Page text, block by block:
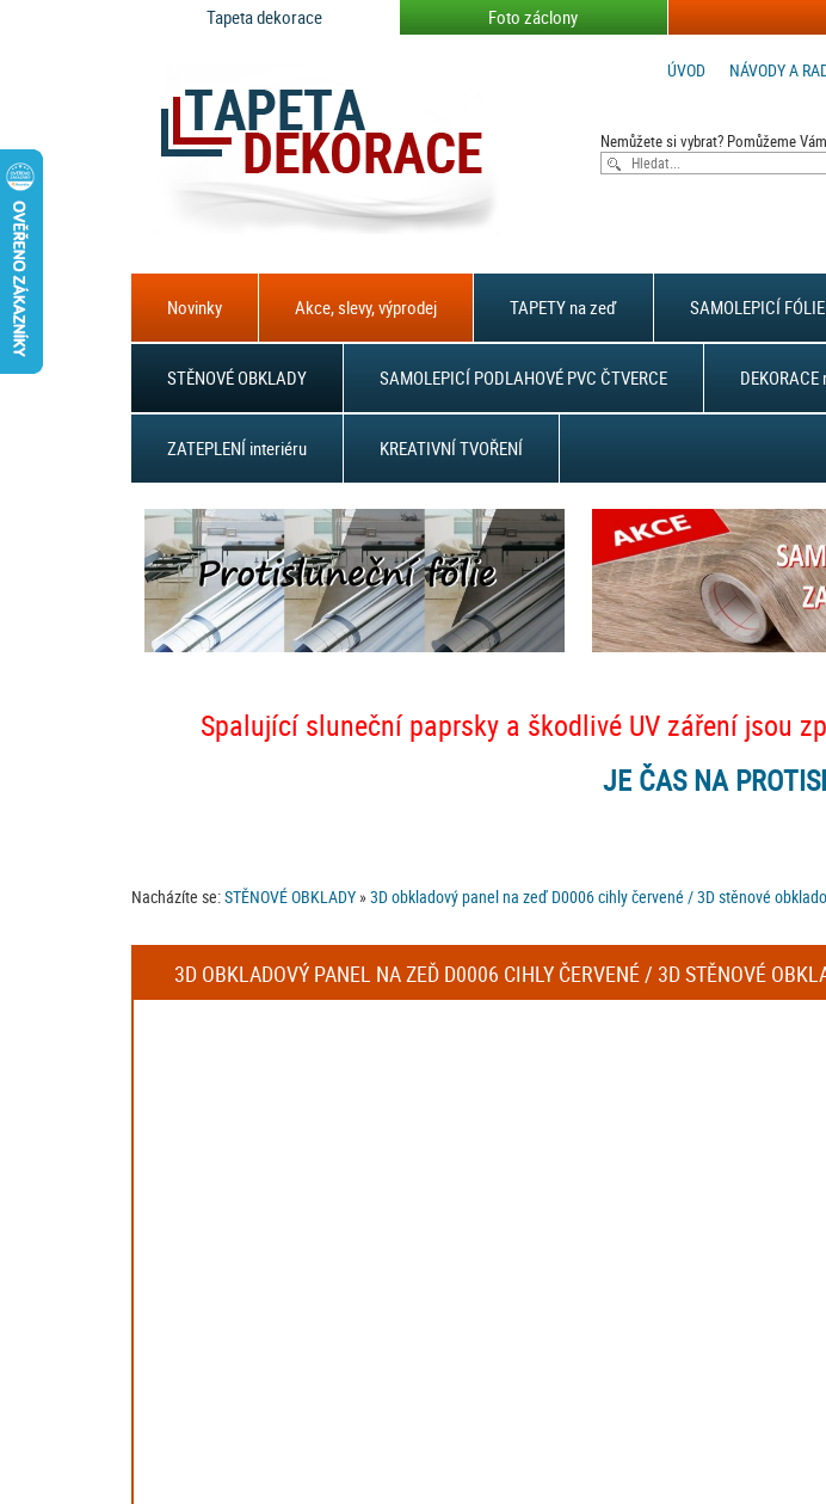
Tapeta dekorace Foto záclony
NÁVODY A
ÚVOD
Nemůžete si vybrat? Pomůžeme
Novinky Akce, slevy, výprodej TAPETY na zeď SAMOLEPICÍ
STĚNOVÉ OBKLADY SAMOLEPICÍ PODLAHOVÉ PVC ČTVERCE
ZATEPLENÍ interiéru KREATIVNÍ TVOŘENÍ
Spalující sluneční paprsky a škodlivé UV záření jsou
JE ČAS NA
Nacházíte se:STĚNOVÉ OBKLADY »3D obkladový panel na zeď D0006 cihly červené / 3D stěnové
3D OBKLADOVÝ PANEL NA ZEĎ D0006 CIHLY ČERVENÉ / 3D STĚNOVÉ